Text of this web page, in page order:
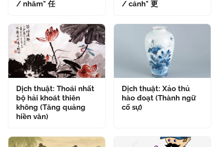
/ nhâm" 任
/ cánh" 更
Dịch thuật: Thoái nhất
bộ hải khoát thiên
không (Tăng quảng
hiền văn)
Dịch thuật: Xảo thủ
hào đoạt (Thành ngữ
cố sự)